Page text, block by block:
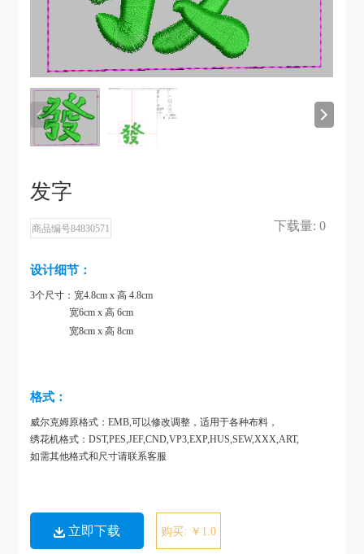
发字
下载量: 0
商品编号84830571
设计细节：
3个尺寸：宽4.8cm x 高 4.8cm
宽6cm x 高 6cm
宽8cm x 高 8cm
格式：
威尔克姆原格式：EMB,可以修改调整，适用于各种布料，
绣花机格式：DST,PES,JEF,CND,VP3,EXP,HUS,SEW,XXX,ART,
如需其他格式和尺寸请联系客服
立即下载 购买: ￥1.0